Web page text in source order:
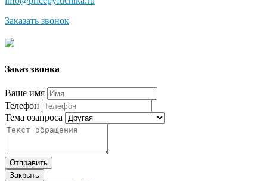
Заказать звонок
Заказ звонка
Ваше имя
Телефон
Тема озапроса
Отправить
Закрыть